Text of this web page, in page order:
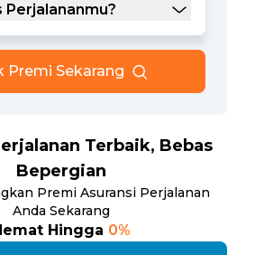
Perjalananmu?
Cek Premi Sekarang
Terbaik, Bebas
Bepergian
Premi Asuransi Perjalanan
Anda Sekarang
Hingga 0%